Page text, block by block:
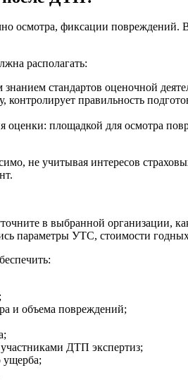
осмотра, фиксации повреждений.
располагать:
стандартов оценочной
правильность
оценки: площадкой для осмотра
не учитывая интересов
в выбранной организации,
параметры УТС, стоимости годных
и объема повреждений;
ДТП экспертиз;
ущерба;